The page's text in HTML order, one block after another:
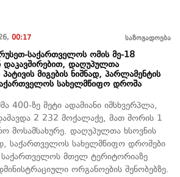
00:17 საზოგადოება
საქართველოს ომის მე-18
დაკავშირებით, დაღუპულთა
მიგების ნიშნად, პარლამენტის
სახელმწიფო დროშა
400-ზე მეტი ადამიანი იმსხვერპლა,
2 232 მოქალაქე, მათ შორის 1
მოსამსახურე. დაღუპულთა ხსოვნის
საქართველოს სახელმწიფო დროშები
საქართველოს მთელ ტერიტორიაზე
ორგანოების შენობებზე.